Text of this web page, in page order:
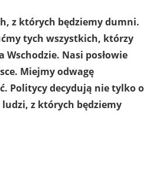
z których będziemy dumni.
tych wszystkich, którzy
Wschodzie. Nasi posłowie
Miejmy odwagę
Politycy decydują nie tylko o
z których będziemy